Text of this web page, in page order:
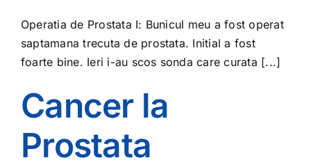
Operatia de Prostata I: Bunicul meu a fost operat
saptamana trecuta de prostata. Initial a fost
foarte bine. Ieri i-au scos sonda care curata [...]
Cancer la
Prostata